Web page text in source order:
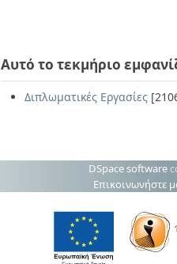
Αυτό το τεκμήριο
Διπλωματικές Εργασίες
DSpace software
Επικοινωνήστε